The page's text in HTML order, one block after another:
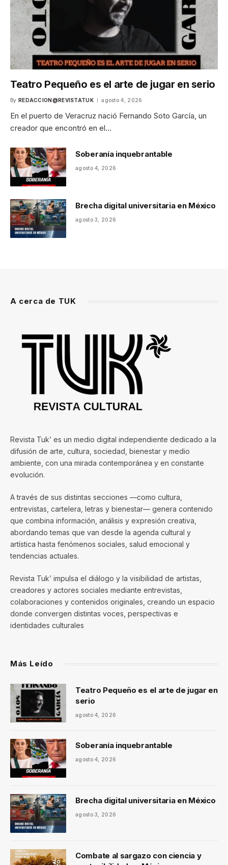
Teatro Pequeño es el arte de jugar en serio
By REDACCION@REVISTATUK agosto 4, 2026
En el puerto de Veracruz nació Fernando Soto García, un
creador que encontró en el…
Soberanía inquebrantable
agosto 4, 2026
Brecha digital universitaria en México
agosto 3, 2026
A cerca de TUK
Revista Tuk’ es un medio digital independiente dedicado a la
difusión de arte, cultura, sociedad, bienestar y medio
ambiente, con una mirada contemporánea y en constante
evolución.
A través de sus distintas secciones —como cultura,
entrevistas, cartelera, letras y bienestar— genera contenido
que combina información, análisis y expresión creativa,
abordando temas que van desde la agenda cultural y
artística hasta fenómenos sociales, salud emocional y
tendencias actuales.
Revista Tuk’ impulsa el diálogo y la visibilidad de artistas,
creadores y actores sociales mediante entrevistas,
colaboraciones y contenidos originales, creando un espacio
donde convergen distintas voces, perspectivas e
identidades culturales
Más Leído
Teatro Pequeño es el arte de jugar en
serio
agosto 4, 2026
Soberanía inquebrantable
agosto 4, 2026
Brecha digital universitaria en México
agosto 3, 2026
Combate al sargazo con ciencia y